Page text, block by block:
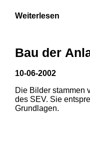
Weiterlesen
Bau der
10-06-2002
Die Bilder stammen
des SEV. Sie
Grundlagen.